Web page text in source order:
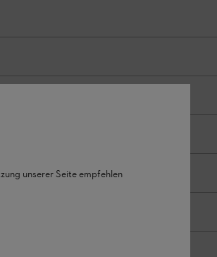
unserer Seite empfehlen